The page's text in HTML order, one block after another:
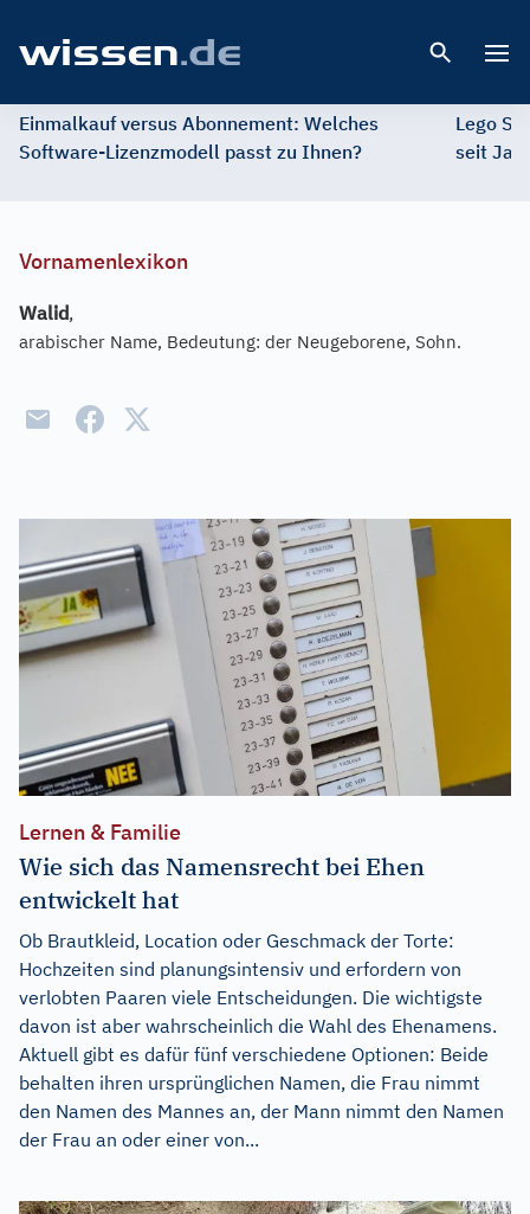
Einmalkauf versus Abonnement: Welches
Software-Lizenzmodell passt zu Ihnen?
Lego
seit
Vornamenlexikon
Walid,
arabischer Name, Bedeutung: der Neugeborene, Sohn.
Lernen & Familie
Wie sich das Namensrecht bei Ehen
entwickelt hat
Ob Brautkleid, Location oder Geschmack der Torte:
Hochzeiten sind planungsintensiv und erfordern von
verlobten Paaren viele Entscheidungen. Die wichtigste
davon ist aber wahrscheinlich die Wahl des Ehenamens.
Aktuell gibt es dafür fünf verschiedene Optionen: Beide
behalten ihren ursprünglichen Namen, die Frau nimmt
den Namen des Mannes an, der Mann nimmt den Namen
der Frau an oder einer von...